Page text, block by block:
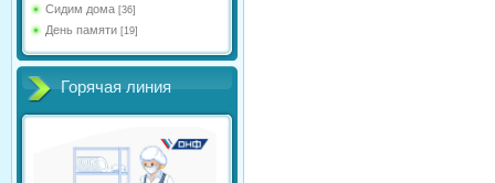
Сидим дома [36]
День памяти [19]
Горячая линия